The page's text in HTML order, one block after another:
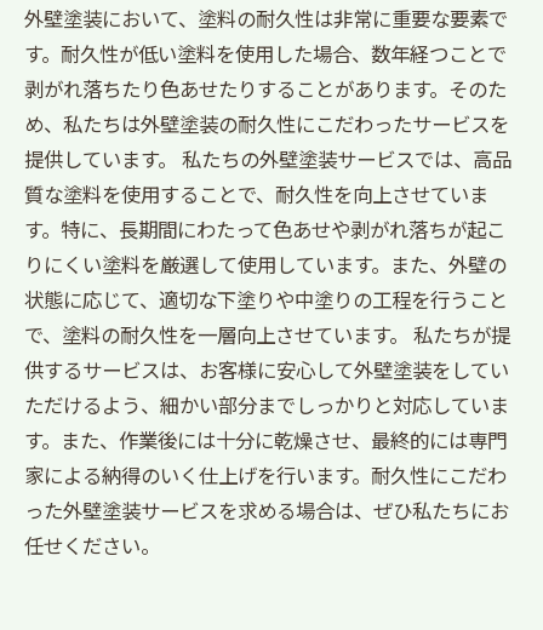
外壁塗装において、塗料の耐久性は非常に重要な要素で
す。耐久性が低い塗料を使用した場合、数年経つことで
剥がれ落ちたり色あせたりすることがあります。そのた
め、私たちは外壁塗装の耐久性にこだわったサービスを
提供しています。 私たちの外壁塗装サービスでは、高品
質な塗料を使用することで、耐久性を向上させていま
す。特に、長期間にわたって色あせや剥がれ落ちが起こ
りにくい塗料を厳選して使用しています。また、外壁の
状態に応じて、適切な下塗りや中塗りの工程を行うこと
で、塗料の耐久性を一層向上させています。 私たちが提
供するサービスは、お客様に安心して外壁塗装をしてい
ただけるよう、細かい部分までしっかりと対応していま
す。また、作業後には十分に乾燥させ、最終的には専門
家による納得のいく仕上げを行います。耐久性にこだわ
った外壁塗装サービスを求める場合は、ぜひ私たちにお
任せください。